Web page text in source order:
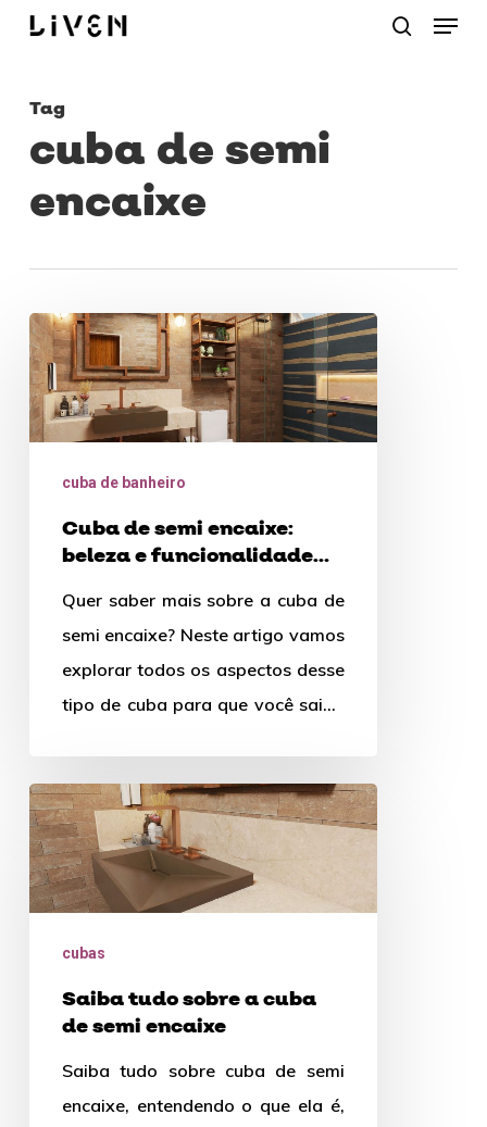
Skip
content
Menu
Tag
cuba de semi
encaixe
Cuba
de
semi
encaixe:
funcionalidade
banheiros
compactos
cuba de banheiro
Cuba de semi encaixe:
beleza e funcionalidade
Quer saber mais sobre a cuba de
semi encaixe? Neste artigo vamos
explorar todos os aspectos desse
tipo de cuba para que você saiba
Saiba
tudo
sobre
a
semi
cubas
Saiba tudo sobre a cuba
de semi encaixe
Saiba tudo sobre cuba de semi
encaixe, entendendo o que ela é,